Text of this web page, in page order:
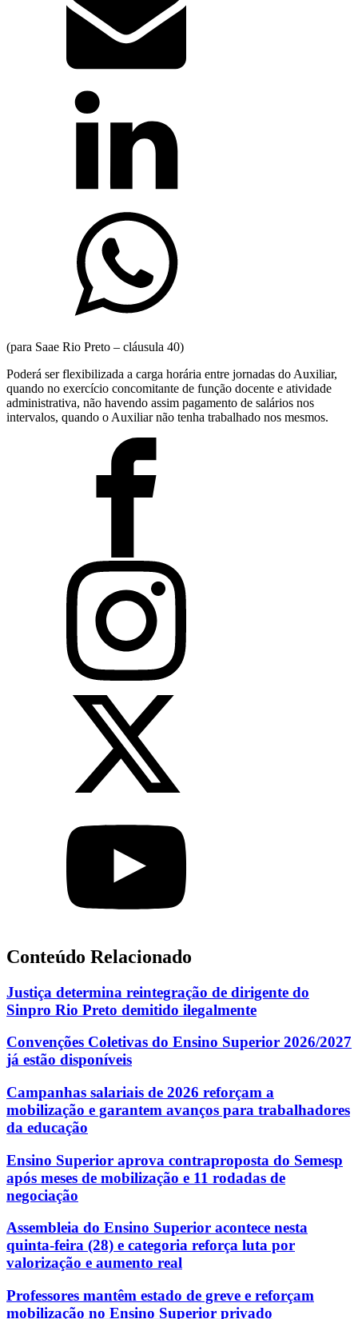
(para Saae Rio Preto – cláusula 40)
Poderá ser flexibilizada a carga horária entre jornadas do Auxiliar,
quando no exercício concomitante de função docente e atividade
administrativa, não havendo assim pagamento de salários nos
intervalos, quando o Auxiliar não tenha trabalhado nos mesmos.
Conteúdo Relacionado
Justiça determina reintegração de dirigente do
Sinpro Rio Preto demitido ilegalmente
Convenções Coletivas do Ensino Superior 2026/2027
já estão disponíveis
Campanhas salariais de 2026 reforçam a
mobilização e garantem avanços para trabalhadores
da educação
Ensino Superior aprova contraproposta do Semesp
após meses de mobilização e 11 rodadas de
negociação
Assembleia do Ensino Superior acontece nesta
quinta-feira (28) e categoria reforça luta por
valorização e aumento real
Professores mantêm estado de greve e reforçam
mobilização no Ensino Superior privado